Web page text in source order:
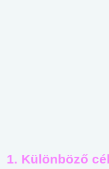
1. Különböző